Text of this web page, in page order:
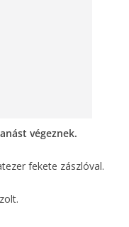
végeznek.
fekete zászlóval.